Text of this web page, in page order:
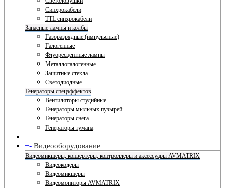
Синхрокабели
TTL синхрокабели
Запасные лампы и колбы
Газоразрядные (импульсные)
Галогенные
Флуоресцентные лампы
Металлогалогенные
Защитные стекла
Светодиодные
Генераторы спецэффектов
Вентиляторы студийные
Генераторы мыльных пузырей
Генераторы снега
Генераторы тумана
+- Видеооборудование
Видеомикшеры, конвертеры, контроллеры и аксессуары AVMATRIX
Видеокодеры
Видеомикшеры
Видеомониторы AVMATRIX